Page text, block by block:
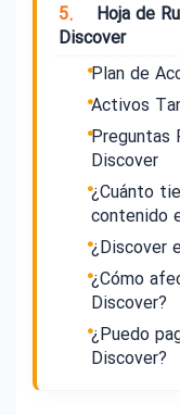
5.
Hoja de
Discover
Plan de
Activos
Preguntas
Discover
¿Cuánto
contenido
¿Discover
¿Cómo
Discover?
¿Puedo
Discover?